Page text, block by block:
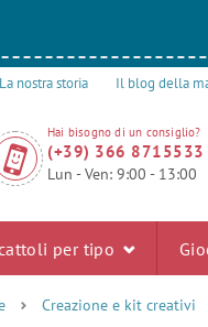
La nostra storia Il blog della
Hai bisogno di un consiglio?
(+39) 366 8715533
Lun - Ven: 9:00 - 13:00
per tipo
Creazione e kit creativi